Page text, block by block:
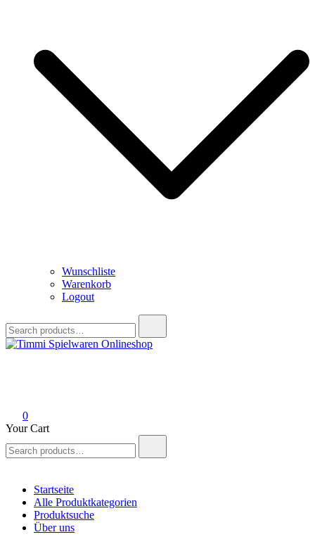
Wunschliste
Warenkorb
Logout
for:
0
Your Cart
for:
Startseite
Alle Produktkategorien
Produktsuche
Über uns